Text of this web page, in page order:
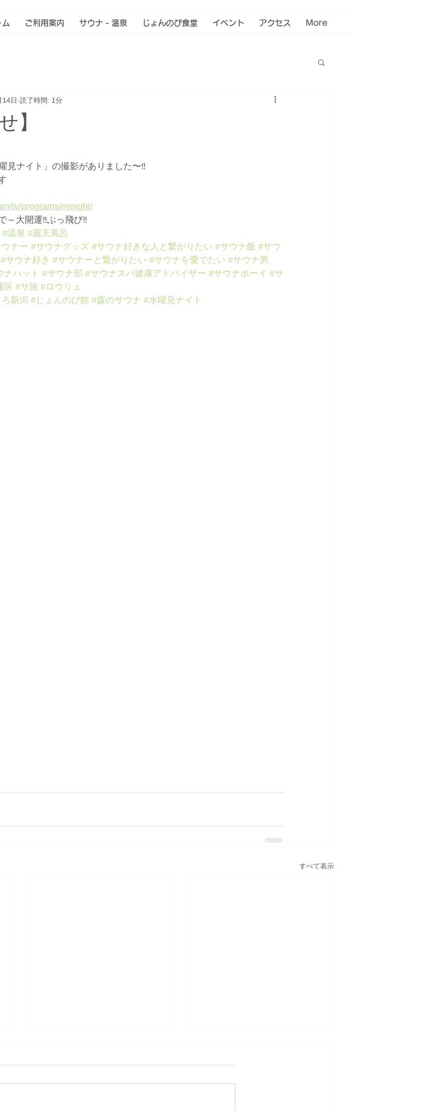
ム ご利用案内 サウナ - 温泉 じょんのび食堂 イベント アクセス More
】
14日 読了時間: 1分
見ナイト」の撮影がありました〜‼︎
tv/programs/minight/
～大開運‼︎ぶっ飛び‼︎
#温泉 #露天風呂
ナー #サウナグッズ #サウナ好きな人と繋がりたい #サウナ飯 #サウ
#サウナ好き #サウナーと繋がりたい #サウナを愛でたい #サウナ男
ナハット #サウナ部 #サウナスパ健康アドバイザー #サウナボーイ #サ
区 #サ旅 #ロウリュ
新潟 #じょんのび館 #森のサウナ #水曜見ナイト
すべて表示